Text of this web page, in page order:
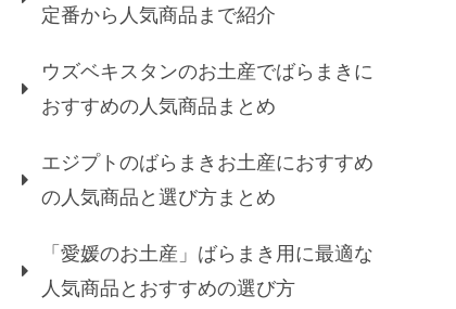
定番から人気商品まで紹介
ウズベキスタンのお土産でばらまきに
おすすめの人気商品まとめ
エジプトのばらまきお土産におすすめ
の人気商品と選び方まとめ
「愛媛のお土産」ばらまき用に最適な
人気商品とおすすめの選び方